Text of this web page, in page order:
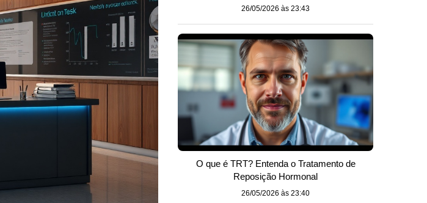
26/05/2026 às 23:43
O que é TRT? Entenda o Tratamento de
Reposição Hormonal
26/05/2026 às 23:40